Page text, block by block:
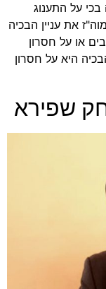
על התענוג
את עניין הבכיה
או על חסרון
היא על חסרון
שפירא